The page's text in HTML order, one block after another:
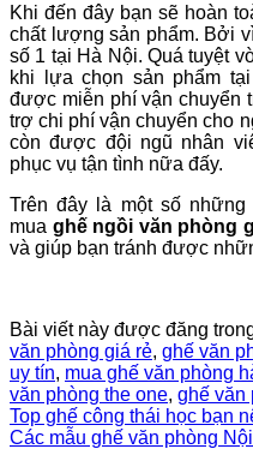
Khi đến đây bạn sẽ hoàn
chất lượng sản phẩm. Bởi
số 1 tại Hà Nội. Quá tuyệt
khi lựa chọn sản phẩm tại
được miễn phí vận chuyển
trợ chi phí vận chuyển cho
còn được đội ngũ nhân
phục vụ tận tình nữa đấy.
Trên đây là một số
mua ghế ngồi văn phòng
và giúp bạn tránh được
Bài viết này được đăng
văn phòng giá rẻ, ghế văn
uy tín, mua ghế văn phòng
văn phòng the one, ghế văn
Top ghế công thái học bạn
Các mẫu ghế văn phòng